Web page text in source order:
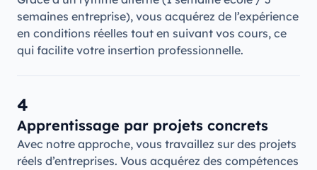
semaines entreprise), vous acquérez de l’expérience
en conditions réelles tout en suivant vos cours, ce
qui facilite votre insertion professionnelle.
4
Apprentissage par projets concrets
Avec notre approche, vous travaillez sur des projets
réels d’entreprises. Vous acquérez des compétences